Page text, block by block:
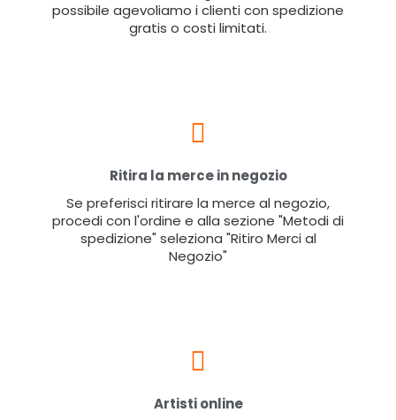
possibile agevoliamo i clienti con spedizione
gratis o costi limitati.
Ritira la merce in negozio
Se preferisci ritirare la merce al negozio,
procedi con l'ordine e alla sezione "Metodi di
spedizione" seleziona "Ritiro Merci al
Negozio"
Artisti online